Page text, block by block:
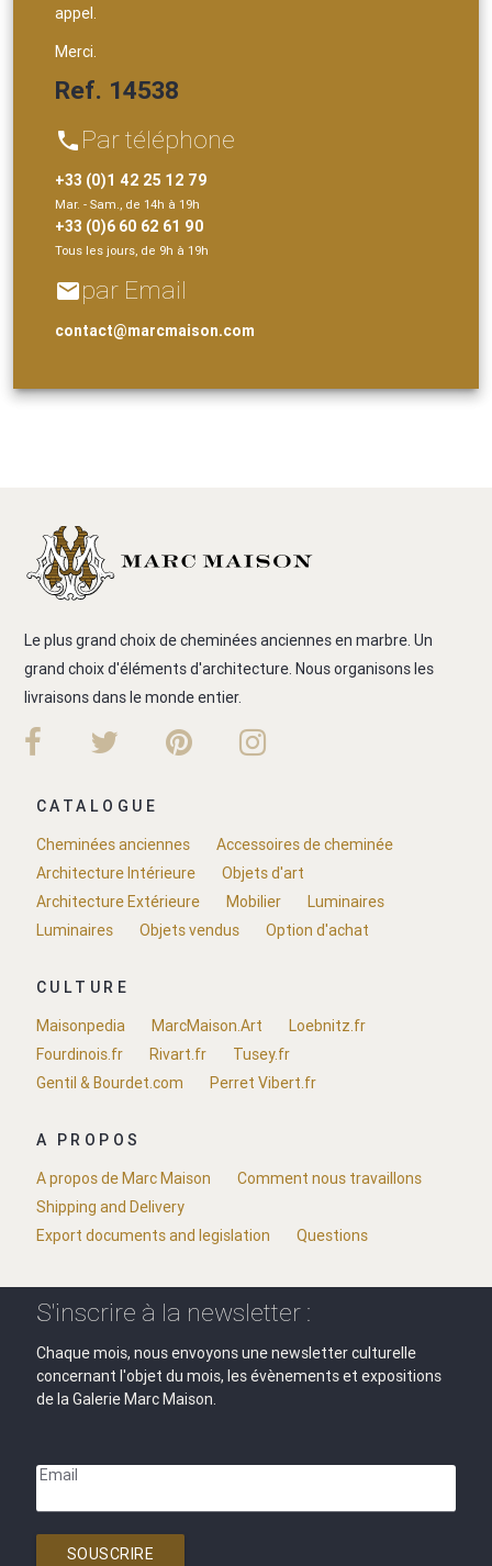
appel.
Merci.
Ref. 14538
phone Par téléphone
+33 (0)1 42 25 12 79
Mar. - Sam., de 14h à 19h
+33 (0)6 60 62 61 90
Tous les jours, de 9h à 19h
emailpar Email
contact@marcmaison.com
Le plus grand choix de cheminées anciennes en marbre. Un
grand choix d'éléments d'architecture. Nous organisons les
livraisons dans le monde entier.
CATALOGUE
Cheminées anciennes
Accessoires de cheminée
Architecture Intérieure
Objets d'art
Architecture Extérieure
Mobilier
Luminaires
Luminaires
Objets vendus Option d'achat
CULTURE
Maisonpedia
MarcMaison.Art
Loebnitz.fr
Fourdinois.fr
Rivart.fr
Tusey.fr
Gentil & Bourdet.com
Perret Vibert.fr
A PROPOS
A propos de Marc Maison
Comment nous travaillons
Shipping and Delivery
Export documents and legislation
Questions
S'inscrire à la newsletter :
Chaque mois, nous envoyons une newsletter culturelle
concernant l'objet du mois, les évènements et expositions
de la Galerie Marc Maison.
Email
SOUSCRIRE